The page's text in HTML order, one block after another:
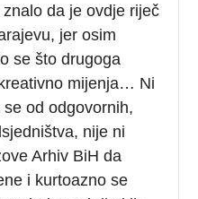
da je ovdje riječ
jer osim
se što drugoga
mijenja… Ni
od odgovornih,
nije ni
Arhiv BiH da
i kurtoazno se